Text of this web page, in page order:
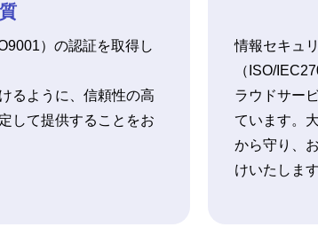
）の認証を取得し
るように、信頼性の高
して提供することをお
情報セキュ
（ISO/
ラウドサー
ています。
から守り、
けいたします